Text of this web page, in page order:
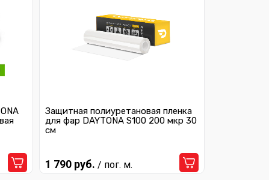
Защитная полиуретановая пленка
для фар DAYTONA S100 200 мкр 30
см
1 790 руб. / пог. м.